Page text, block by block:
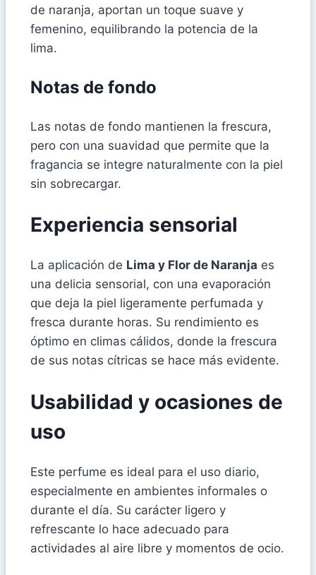
de naranja, aportan un toque suave y
femenino, equilibrando la potencia de la
lima.
Notas de fondo
Las notas de fondo mantienen la frescura,
pero con una suavidad que permite que la
fragancia se integre naturalmente con la piel
sin sobrecargar.
Experiencia sensorial
La aplicación de Lima y Flor de Naranja es
una delicia sensorial, con una evaporación
que deja la piel ligeramente perfumada y
fresca durante horas. Su rendimiento es
óptimo en climas cálidos, donde la frescura
de sus notas cítricas se hace más evidente.
Usabilidad y ocasiones de
uso
Este perfume es ideal para el uso diario,
especialmente en ambientes informales o
durante el día. Su carácter ligero y
refrescante lo hace adecuado para
actividades al aire libre y momentos de ocio.